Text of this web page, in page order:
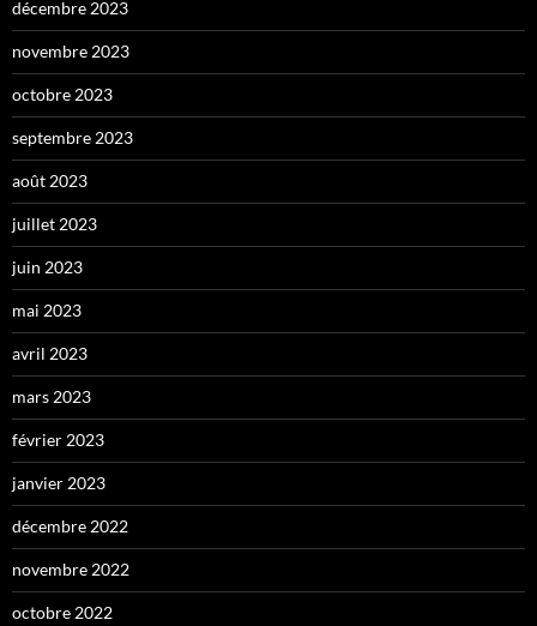
décembre 2023
novembre 2023
octobre 2023
septembre 2023
août 2023
juillet 2023
juin 2023
mai 2023
avril 2023
mars 2023
février 2023
janvier 2023
décembre 2022
novembre 2022
octobre 2022